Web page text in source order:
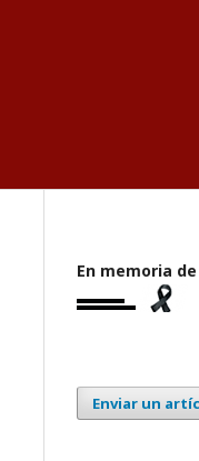
En memoria
Enviar un